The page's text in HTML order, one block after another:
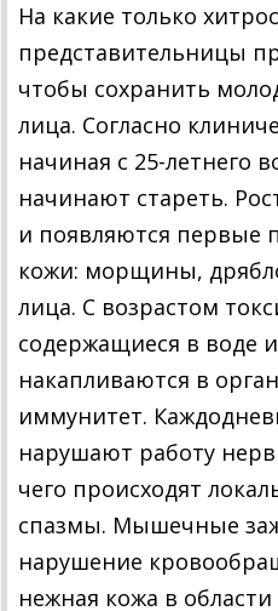
На какие только
представительницы
чтобы сохранить
лица. Согласно
начиная с 25-летнего
начинают стареть.
и появляются первые
кожи: морщины,
лица. С возрастом
содержащиеся в воде и
накапливаются в
иммунитет.
нарушают работу
чего происходят
спазмы. Мышечные
нарушение
нежная кожа в области